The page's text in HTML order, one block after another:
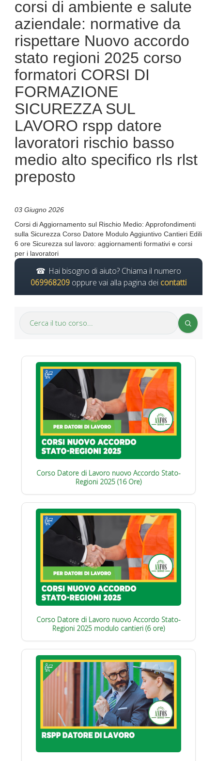
corsi di ambiente e salute
aziendale: normative da
rispettare Nuovo accordo
stato regioni 2025 corso
formatori CORSI DI
FORMAZIONE
SICUREZZA SUL
LAVORO rspp datore
lavoratori rischio basso
medio alto specifico rls rlst
preposto
03 Giugno 2026
Corsi di Aggiornamento sul Rischio Medio: Approfondimenti
sulla Sicurezza Corso Datore Modulo Aggiuntivo Cantieri Edili
6 ore Sicurezza sul lavoro: aggiornamenti formativi e corsi
per i lavoratori
Hai bisogno di aiuto? Chiama il numero
069968209 oppure vai alla pagina dei contatti
Corso Datore di Lavoro nuovo Accordo Stato-
Regioni 2025 (16 Ore)
Corso Datore di Lavoro nuovo Accordo Stato-
Regioni 2025 modulo cantieri (6 ore)